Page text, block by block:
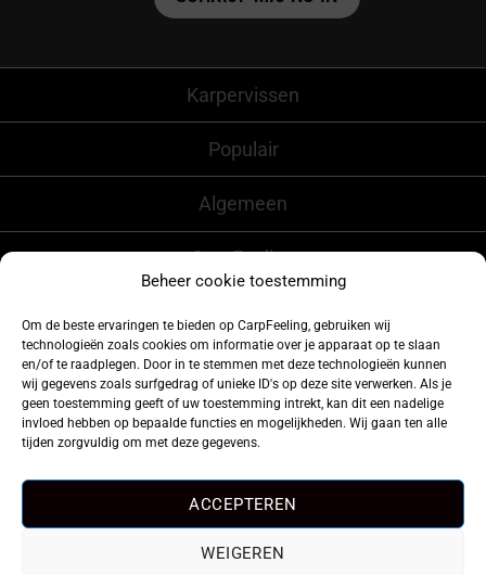
Beheer cookie toestemming
Om de beste ervaringen te bieden op CarpFeeling, gebruiken wij
technologieën zoals cookies om informatie over je apparaat op te slaan
en/of te raadplegen. Door in te stemmen met deze technologieën kunnen
wij gegevens zoals surfgedrag of unieke ID's op deze site verwerken. Als je
geen toestemming geeft of uw toestemming intrekt, kan dit een nadelige
invloed hebben op bepaalde functies en mogelijkheden. Wij gaan ten alle
tijden zorgvuldig om met deze gegevens.
ACCEPTEREN
WEIGEREN
Karpervissen
Populair
Algemeen
CarpFeeling
Volg ons ook op